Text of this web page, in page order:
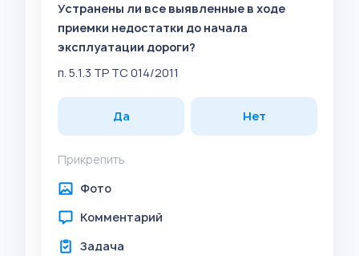
Устранены ли все выявленные в ходе
приемки недостатки до начала
эксплуатации дороги?
п. 5.1.3 ТР ТС 014/2011
Да Нет
Прикрепить
Фото
Комментарий
Задача